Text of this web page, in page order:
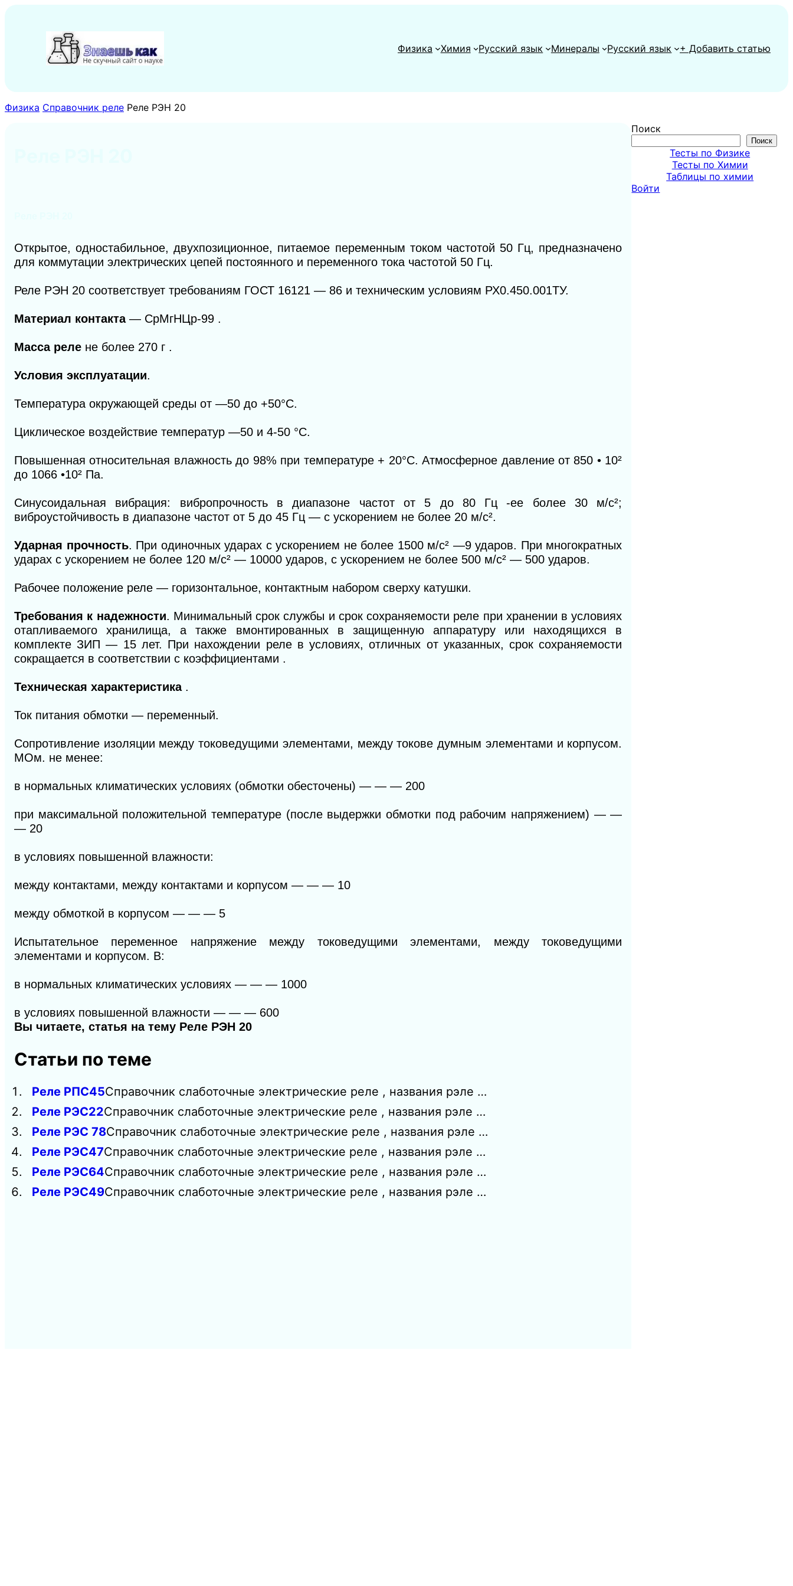
содержимому
Физика
Химия Русский язык Минералы Русский язык + Добавить статью
Физика Справочник реле Реле РЭН 20
Открытое, одностабильное, двухпозиционное, питаемое переменным током частотой 50 Гц, предназначено
для коммутации электрических цепей постоянного и переменного тока частотой 50 Гц.
Реле РЭН 20 соответствует требованиям ГОСТ 16121 — 86 и техническим условиям РХ0.450.001ТУ.
Материал контакта— СрМгНЦр-99 .
Масса реле не более 270 г .
Условия эксплуатации.
Температура окружающей среды от —50 до +50°С.
Циклическое воздействие температур —50 и 4-50 °С.
Повышенная относительная влажность до 98% при температуре + 20°С. Атмосферное давление от 850 •10²
до 1066 •10² Па.
Синусоидальная вибрация: вибропрочность в диапазоне частот от 5 до 80 Гц -ее более 30 м/с²;
виброустойчивость в диапазоне частот от 5 до 45 Гц — с ускорением не более 20 м/с².
Ударная прочность. При одиночных ударах с ускорением не более 1500 м/с² —9 ударов. При многократных
ударах с ускорением не более 120 м/с² — 10000 ударов, с ускорением не более 500 м/с² — 500 ударов.
Рабочее положение реле — горизонтальное, контактным набором сверху катушки.
Требования к надежности. Минимальный срок службы и срок сохраняемости реле при хранении в условиях
отапливаемого хранилища, а также вмонтированных в защищенную аппаратуру или находящихся в
комплекте ЗИП — 15 лет. При нахождении реле в условиях, отличных от указанных, срок сохраняемости
сокращается в соответствии с коэффициентами .
Техническая характеристика.
Ток питания обмотки — переменный.
Сопротивление изоляции между токоведущими элементами, между токове думным элементами и корпусом.
МОм. не менее:
в нормальных климатических условиях (обмотки обесточены) — — — 200
при максимальной положительной температуре (после выдержки обмотки под рабочим напряжением) — —
— 20
в условиях повышенной влажности:
между контактами, между контактами и корпусом — — — 10
между обмоткой в корпусом — — — 5
Испытательное переменное напряжение между токоведущими элементами, между токоведущими
элементами и корпусом. В:
в нормальных климатических условиях — — — 1000
в условиях повышенной влажности — — — 600
Вы читаете, статья на тему Реле РЭН 20
Статьи по теме
Реле РПС45Справочник слаботочные электрические реле , названия рэле …
Реле РЭС22Справочник слаботочные электрические реле , названия рэле …
Реле РЭС 78Справочник слаботочные электрические реле , названия рэле …
Реле РЭС47Справочник слаботочные электрические реле , названия рэле …
Реле РЭС64Справочник слаботочные электрические реле , названия рэле …
Реле РЭС49Справочник слаботочные электрические реле , названия рэле …
Поиск
Поиск
Тесты по Физике
Тесты по Химии
Таблицы по химии
Войти